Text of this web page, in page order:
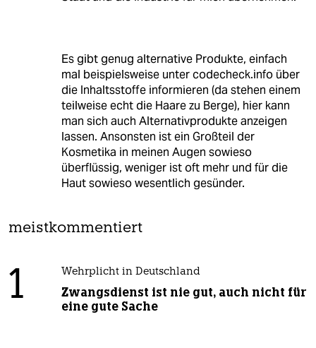
Es gibt genug alternative Produkte, einfach
mal beispielsweise unter codecheck.info über
die Inhaltsstoffe informieren (da stehen einem
teilweise echt die Haare zu Berge), hier kann
man sich auch Alternativprodukte anzeigen
lassen. Ansonsten ist ein Großteil der
Kosmetika in meinen Augen sowieso
überflüssig, weniger ist oft mehr und für die
Haut sowieso wesentlich gesünder.
meistkommentiert
1 Wehrplicht in Deutschland
Zwangsdienst ist nie gut, auch nicht für
eine gute Sache